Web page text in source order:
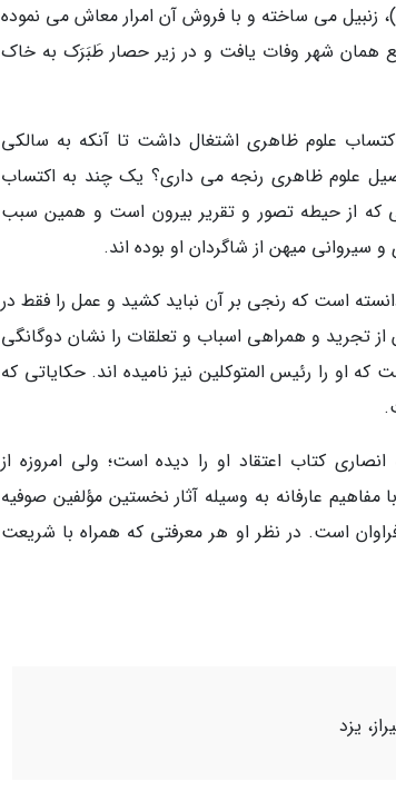
زنبیل می ساخته و با فروش آن امرار معاش می نموده
همان شهر وفات یافت و در زیر حصار طَبَرَک به خاک
علوم ظاهری اشتغال داشت تا آنکه به سالکی
علوم ظاهری رنجه می داری؟ یک چند به اکتساب
از حیطه تصور و تقریر بیرون است و همین سبب
میهن از شاگردان او بوده اند.
است که رنجی بر آن نباید کشید و عمل را فقط در
تجرید و همراهی اسباب و تعلقات را نشان دوگانگی
او را رئیس المتوکلین نیز نامیده اند. حکایاتی که
کتاب اعتقاد او را دیده است؛ ولی امروزه از
عارفانه به وسیله آثار نخستین مؤلفین صوفیه
است. در نظر او هر معرفتی که همراه با شریعت
یزد